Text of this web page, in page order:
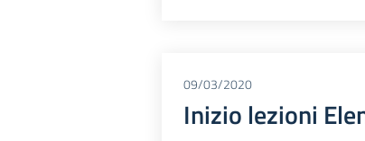
09/03/2020
Inizio lezioni